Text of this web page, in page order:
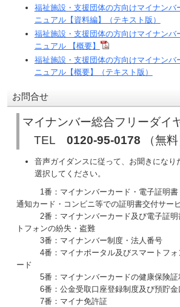
福祉施設・支援団体の方向けマイナンバ
ニュアル【資料編】（テキスト版）
福祉施設・支援団体の方向けマイナンバ
ニュアル 【概要】
福祉施設・支援団体の方向けマイナンバ
ニュアル【概要】（テキスト版）
お問合せ
マイナンバー総合フリーダイ
TEL 0120-95-0178 （無料
音声ガイダンスに従って、お聞きになり
選択してください。
1番：マイナンバーカード・電子証明書
通知カード・コンビニ等での証明書交付サー
2番：マイナンバーカード及び電子証明
トフォンの紛失・盗難
3番：マイナンバー制度・法人番号
4番：マイナポータル及びスマートフォ
ード
5番：マイナンバーカードの健康保険証
6番：公金受取口座登録制度及び預貯金
7番：マイナ免許証